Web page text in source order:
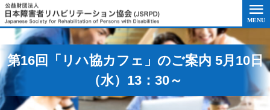
このページの本文へ移動
第16回「リハ協カフェ」のご案内 5月10日
（水）13：30～